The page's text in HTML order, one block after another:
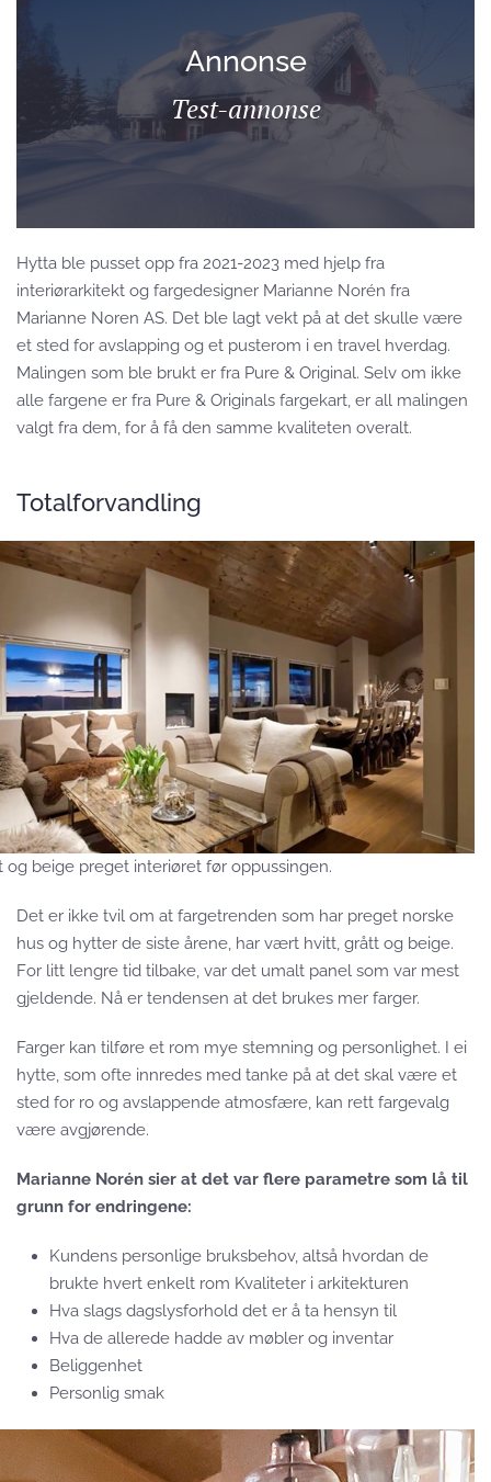
Annonse
Test-annonse
Hytta ble pusset opp fra 2021-2023 med hjelp fra
interiørarkitekt og fargedesigner Marianne Norén fra
Marianne Noren AS. Det ble lagt vekt på at det skulle være
et sted for avslapping og et pusterom i en travel hverdag.
Malingen som ble brukt er fra Pure & Original. Selv om ikke
alle fargene er fra Pure & Originals fargekart, er all malingen
valgt fra dem, for å få den samme kvaliteten overalt.
Totalforvandling
beige preget interiøret før oppussingen.
Det er ikke tvil om at fargetrenden som har preget norske
hus og hytter de siste årene, har vært hvitt, grått og beige.
For litt lengre tid tilbake, var det umalt panel som var mest
gjeldende. Nå er tendensen at det brukes mer farger.
Farger kan tilføre et rom mye stemning og personlighet. I ei
hytte, som ofte innredes med tanke på at det skal være et
sted for ro og avslappende atmosfære, kan rett fargevalg
være avgjørende.
Marianne Norén sier at det var flere parametre som lå til
grunn for endringene:
Kundens personlige bruksbehov, altså hvordan de
brukte hvert enkelt rom Kvaliteter i arkitekturen
Hva slags dagslysforhold det er å ta hensyn til
Hva de allerede hadde av møbler og inventar
Beliggenhet
Personlig smak